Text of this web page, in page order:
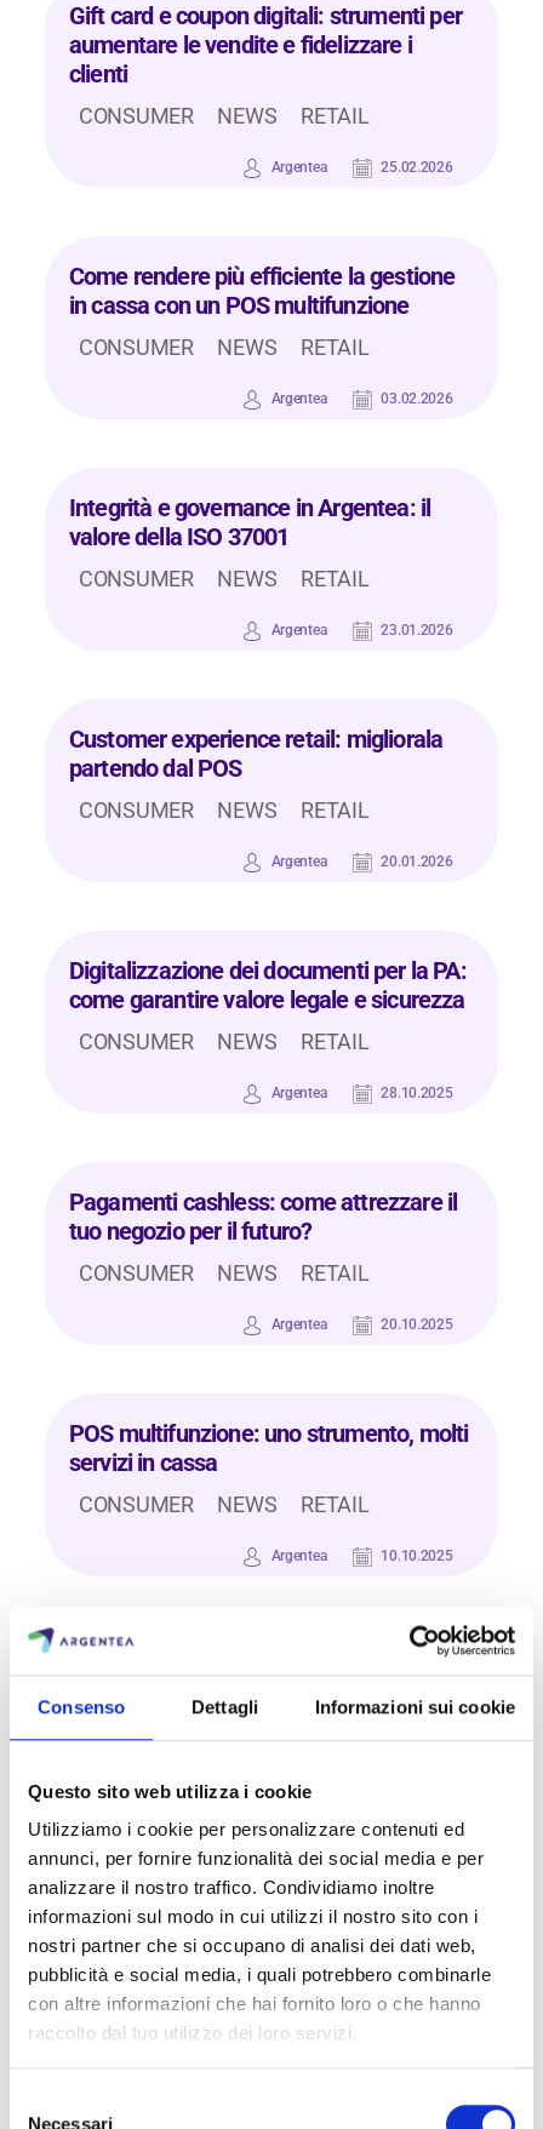
Consenso Dettagli Informazioni sui cookie
Questo sito web utilizza i cookie
Utilizziamo i cookie per personalizzare contenuti ed
annunci, per fornire funzionalità dei social media e per
analizzare il nostro traffico. Condividiamo inoltre
informazioni sul modo in cui utilizzi il nostro sito con i
nostri partner che si occupano di analisi dei dati web,
pubblicità e social media, i quali potrebbero combinarle
con altre informazioni che hai fornito loro o che hanno
raccolto dal tuo utilizzo dei loro servizi.
Necessari
Gift card e coupon digitali: strumenti per
aumentare le vendite e fidelizzare i
clienti
CONSUMER NEWS RETAIL
Argentea 25.02.2026
Come rendere più efficiente la gestione
in cassa con un POS multifunzione
CONSUMER NEWS RETAIL
Argentea 03.02.2026
Integrità e governance in Argentea: il
valore della ISO 37001
CONSUMER NEWS RETAIL
Argentea 23.01.2026
Customer experience retail: migliorala
partendo dal POS
CONSUMER NEWS RETAIL
Argentea 20.01.2026
Digitalizzazione dei documenti per la PA:
come garantire valore legale e sicurezza
CONSUMER NEWS RETAIL
Argentea 28.10.2025
Pagamenti cashless: come attrezzare il
tuo negozio per il futuro?
CONSUMER NEWS RETAIL
Argentea 20.10.2025
POS multifunzione: uno strumento, molti
servizi in cassa
CONSUMER NEWS RETAIL
Argentea 10.10.2025
Il POS per il tuo bar che devi avere nel
CONSUMER NEWS RETAIL
Argentea
Conti separati al ristorante: come
semplificarti la vita in cassa
CONSUMER NEWS RETAIL